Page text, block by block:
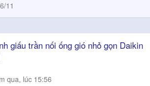
h
a
c
y
11
giấu trần nối ống gió nhỏ gọn Daikin
qua, lúc 15:56